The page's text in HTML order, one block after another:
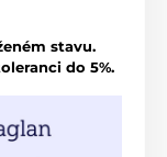
stavu.
do 5%.